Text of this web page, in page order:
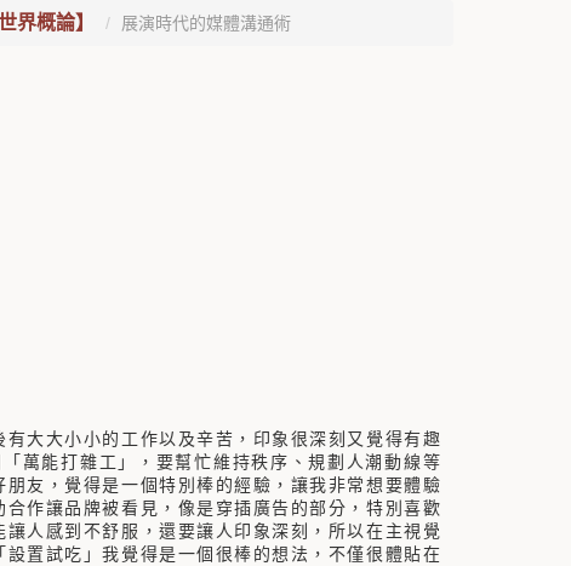
界概論】 展演時代的媒體溝通術
大大小小的工作以及辛苦，印象很深刻又覺得有趣
萬能打雜工」，要幫忙維持秩序、規劃人潮動線等
友，覺得是一個特別棒的經驗，讓我非常想要體驗
作讓品牌被看見，像是穿插廣告的部分，特別喜歡
人感到不舒服，還要讓人印象深刻，所以在主視覺
置試吃」我覺得是一個很棒的想法，不僅很體貼在